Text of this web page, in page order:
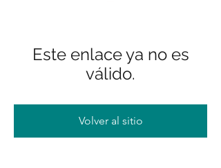
Este enlace ya no es
válido.
Volver al sitio